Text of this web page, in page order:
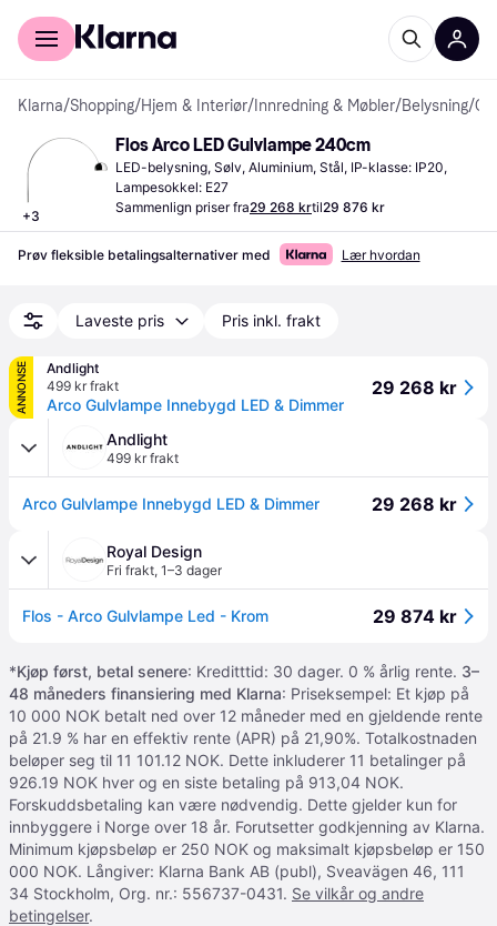
For kunder
Klarna/Shopping/Hjem & Interiør/ Innredning & Møbler/Belysning/
+3
Flos Arco LED Gulvlampe 240cm
LED-belysning, Sølv, Aluminium, Stål, IP-klasse: IP20,
Lampesokkel: E27
Sammenlign priser fra29 268 krtil29 876 kr
Prøv fleksible betalingsalternativer med Lær hvordan
Laveste pris Pris inkl. frakt
ANNONSE
Andlight
499 kr frakt
Arco Gulvlampe Innebygd LED & Dimmer
29 268 kr
Andlight
499 kr frakt
Arco Gulvlampe Innebygd LED & Dimmer 29 268 kr
Royal Design
Fri frakt, 1–3 dager
Flos - Arco Gulvlampe Led - Krom 29 874 kr
*Kjøp først, betal senere: Kreditttid: 30 dager. 0 % årlig rente. 3–
48 måneders finansiering med Klarna: Priseksempel: Et kjøp på
10 000 NOK betalt ned over 12 måneder med en gjeldende rente
på 21.9 % har en effektiv rente (APR) på 21,90%. Totalkostnaden
beløper seg til 11 101.12 NOK. Dette inkluderer 11 betalinger på
926.19 NOK hver og en siste betaling på 913,04 NOK.
Forskuddsbetaling kan være nødvendig. Dette gjelder kun for
innbyggere i Norge over 18 år. Forutsetter godkjenning av Klarna.
Minimum kjøpsbeløp er 250 NOK og maksimalt kjøpsbeløp er 150
000 NOK. Långiver: Klarna Bank AB (publ), Sveavägen 46, 111
34 Stockholm, Org. nr.: 556737-0431. Se vilkår og andre
betingelser.